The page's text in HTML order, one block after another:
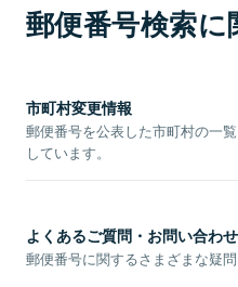
郵便番号検索に
市町村変更情報
郵便番号を公表した市町村の一
しています。
よくあるご質問・お問い合わせ
郵便番号に関するさまざまな疑問